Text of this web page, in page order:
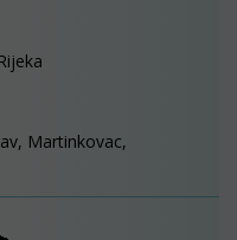
Martinkovac,